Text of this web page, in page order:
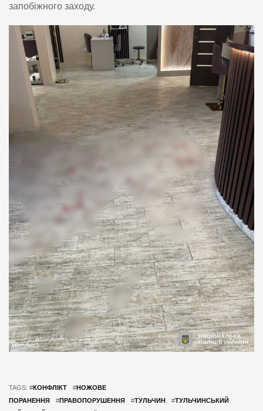
запобіжного заходу.
TAGS: #КОНФЛІКТ #НОЖОВЕ
ПОРАНЕННЯ
#ПРАВОПОРУШЕННЯ #ТУЛЬЧИН #ТУЛЬЧИНСЬКИЙ